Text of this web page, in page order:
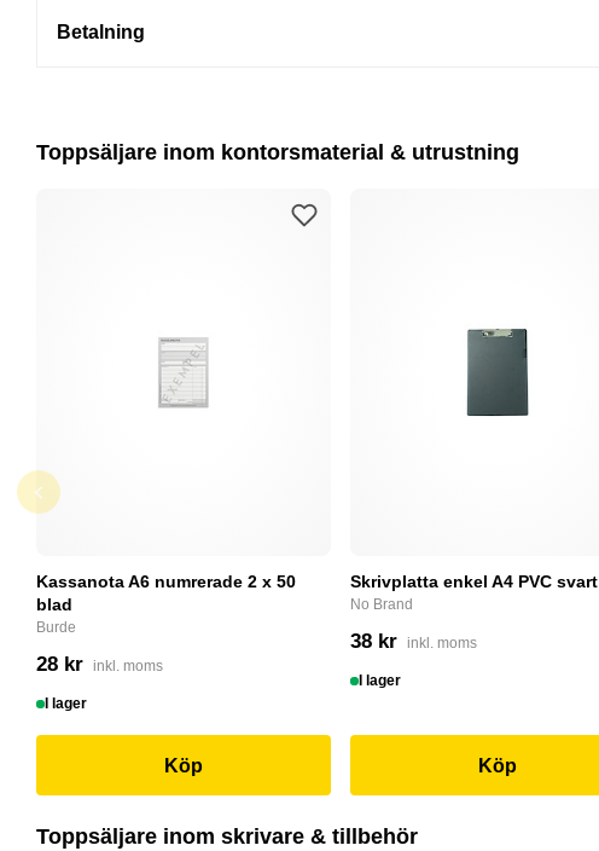
Betalning
Toppsäljare inom kontorsmaterial & utrustning
Kassanota A6 numrerade 2 x 50
blad
Burde
28 kr inkl. moms
I lager
Köp
Skrivplatta enkel A4 PVC svart
No Brand
38 kr inkl. moms
I lager
Köp
Toppsäljare inom skrivare & tillbehör